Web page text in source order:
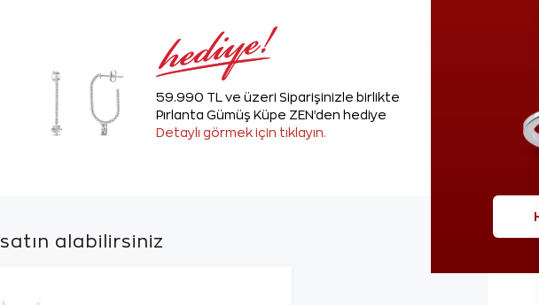
59.990 TL ve üzeri Siparişinizle birlikte
Pırlanta Gümüş Küpe ZEN'den hediye
Detaylı görmek için tıklayın.
satın alabilirsiniz